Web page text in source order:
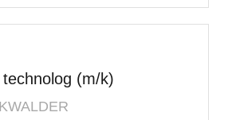
(m/k)